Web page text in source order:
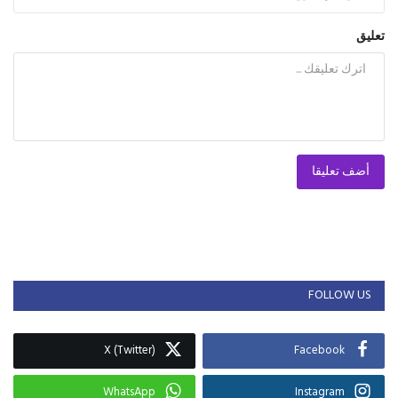
تعليق
أضف تعليقا
FOLLOW US
Facebook
X (Twitter)
Instagram
WhatsApp